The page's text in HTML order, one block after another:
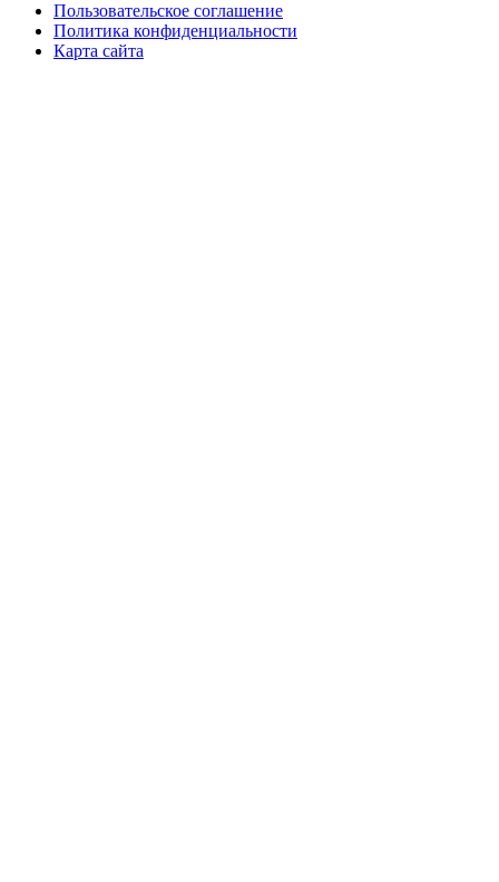
Пользовательское соглашение
Политика конфиденциальности
Карта сайта